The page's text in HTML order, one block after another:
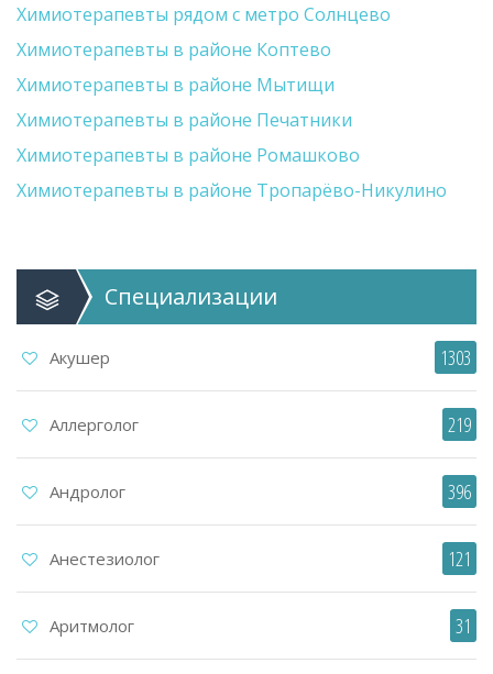
Химиотерапевты рядом с метро Солнцево
Химиотерапевты в районе Коптево
Химиотерапевты в районе Мытищи
Химиотерапевты в районе Печатники
Химиотерапевты в районе Ромашково
Химиотерапевты в районе Тропарёво-Никулино
Специализации
Акушер 1303
Аллерголог 219
Андролог 396
Анестезиолог 121
Аритмолог 31